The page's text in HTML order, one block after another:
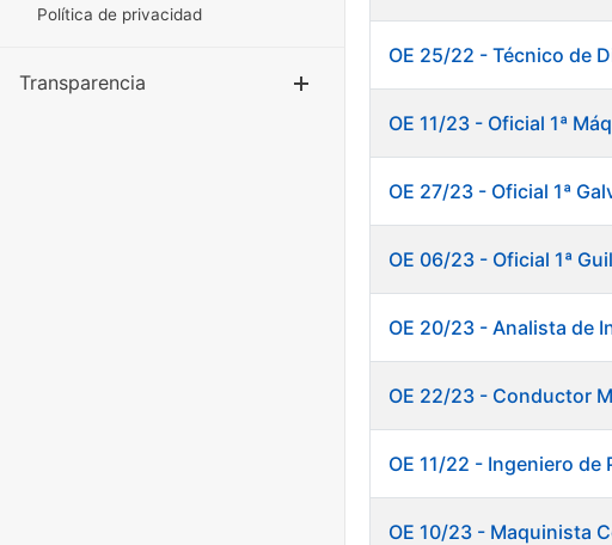
Política de privacidad
Transparencia Mostrar/Ocultar
OE 25/22 - Técnico de
OE 11/23 - Oficial 1ª
OE 27/23 - Oficial 1ª
OE 06/23 - Oficial 1ª
OE 20/23 - Analista de
OE 22/23 - Conductor
OE 11/22 - Ingeniero de
OE 10/23 - Maquinista